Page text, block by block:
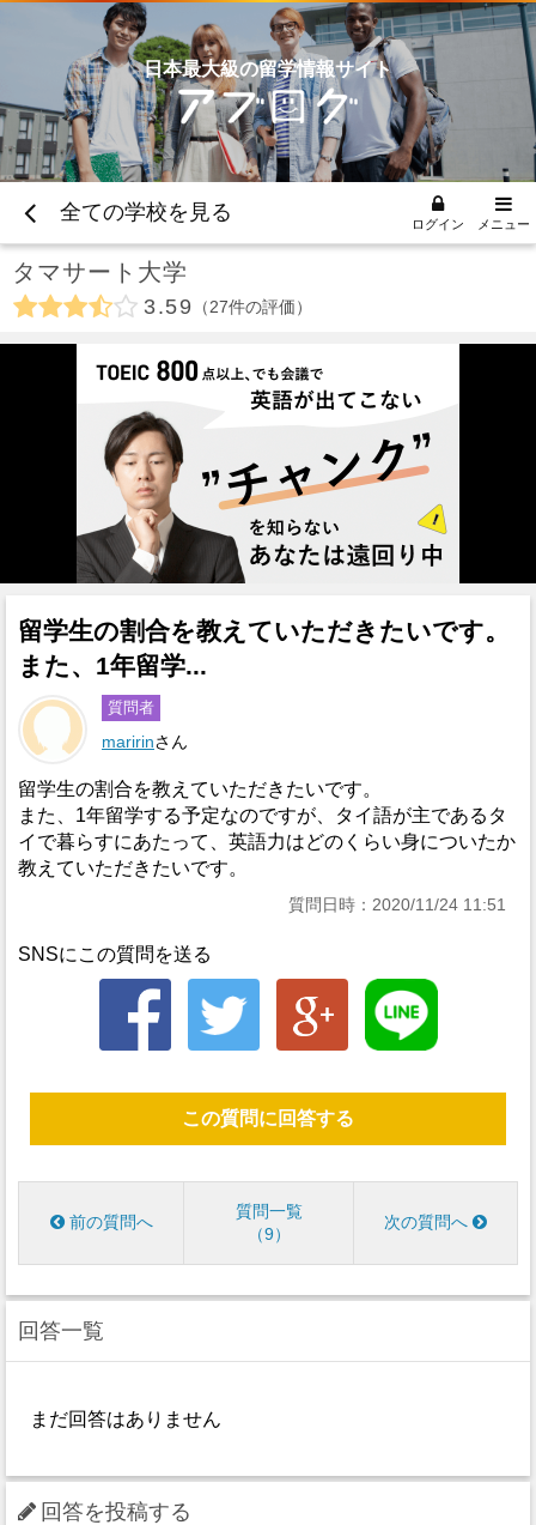
日本最大級の留学情報サイト
全ての学校を見る ログイン メニュー
タマサート大学
3.59 27件の評価
留学生の割合を教えていただきたいです。
また、1年留学...
質問者
maririnさん
留学生の割合を教えていただきたいです。
また、1年留学する予定なのですが、タイ語が主であるタ
イで暮らすにあたって、英語力はどのくらい身についたか
教えていただきたいです。
質問日時：2020/11/24 11:51
SNSにこの質問を送る
この質問に回答する
前の質問へ
質問一覧
9
次の質問へ
回答一覧
まだ回答はありません
回答を投稿する